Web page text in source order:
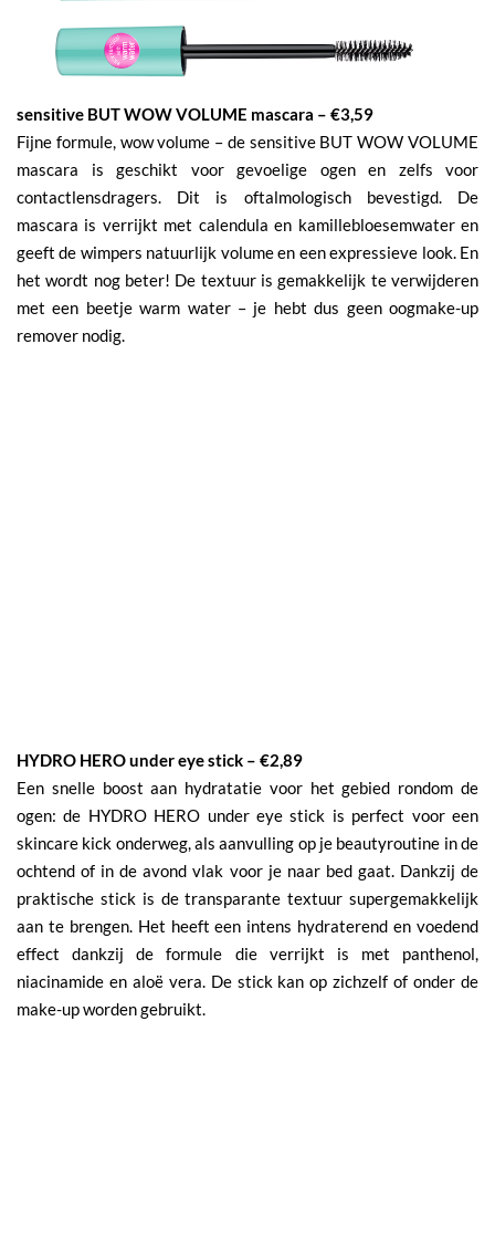
sensitive BUT WOW VOLUME mascara – €3,59
Fijne formule, wow volume – de sensitive BUT WOW VOLUME
mascara is geschikt voor gevoelige ogen en zelfs voor
contactlensdragers. Dit is oftalmologisch bevestigd. De
mascara is verrijkt met calendula en kamillebloesemwater en
geeft de wimpers natuurlijk volume en een expressieve look. En
het wordt nog beter! De textuur is gemakkelijk te verwijderen
met een beetje warm water – je hebt dus geen oogmake-up
remover nodig.
HYDRO HERO under eye stick – €2,89
Een snelle boost aan hydratatie voor het gebied rondom de
ogen: de HYDRO HERO under eye stick is perfect voor een
skincare kick onderweg, als aanvulling op je beautyroutine in de
ochtend of in de avond vlak voor je naar bed gaat. Dankzij de
praktische stick is de transparante textuur supergemakkelijk
aan te brengen. Het heeft een intens hydraterend en voedend
effect dankzij de formule die verrijkt is met panthenol,
niacinamide en aloë vera. De stick kan op zichzelf of onder de
make-up worden gebruikt.